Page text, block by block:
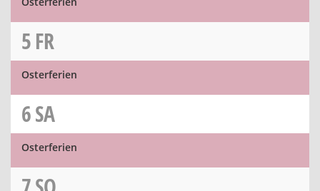
5FR
Osterferien
6SA
Osterferien